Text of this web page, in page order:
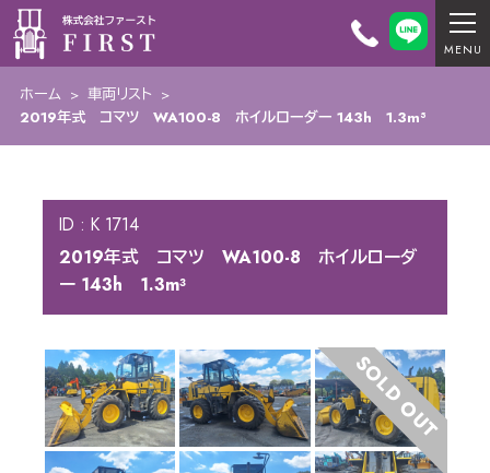
ホーム > 車両リスト >
2019年式 コマツ WA100-8 ホイルローダー 143h 1.3m³
ID : K 1714
2019年式 コマツ WA100-8 ホイルローダ
ー 143h 1.3m³
SOLD OUT